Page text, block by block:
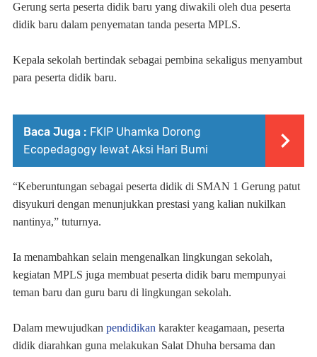
Gerung serta peserta didik baru yang diwakili oleh dua peserta
didik baru dalam penyematan tanda peserta MPLS.
Kepala sekolah bertindak sebagai pembina sekaligus menyambut
para peserta didik baru.
Baca Juga : FKIP Uhamka Dorong
Ecopedagogy lewat Aksi Hari Bumi
“Keberuntungan sebagai peserta didik di SMAN 1 Gerung patut
disyukuri dengan menunjukkan prestasi yang kalian nukilkan
nantinya,” tuturnya.
Ia menambahkan selain mengenalkan lingkungan sekolah,
kegiatan MPLS juga membuat peserta didik baru mempunyai
teman baru dan guru baru di lingkungan sekolah.
Dalam mewujudkan pendidikan karakter keagamaan, peserta
didik diarahkan guna melakukan Salat Dhuha bersama dan